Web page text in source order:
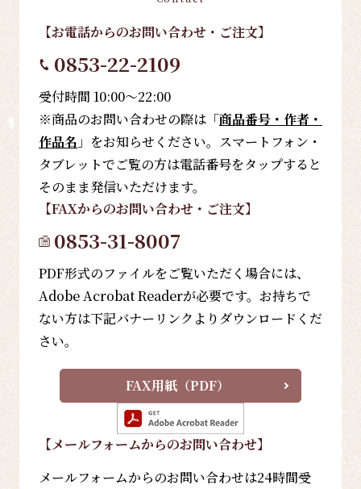
【お電話からのお問い合わせ・ご注文】
0853-22-2109
受付時間 10:00～22:00
※商品のお問い合わせの際は「商品番号・作者・
作品名 」をお知らせください。スマートフォン・
タブレットでご覧の方は電話番号をタップすると
そのまま発信いただけます。
【FAXからのお問い合わせ・ご注文】
0853-31-8007
PDF形式のファイルをご覧いただく場合には、
Adobe Acrobat Readerが必要です。お持ちで
ない方は下記バナーリンクよりダウンロードくだ
さい。
FAX用紙（PDF）
【メールフォームからのお問い合わせ】
メールフォームからのお問い合わせは24時間受